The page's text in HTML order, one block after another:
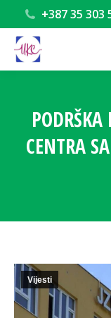
+387 35 303
PODRŠKA
CENTRA
Vijesti